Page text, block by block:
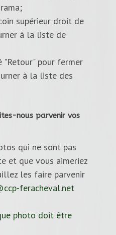
supérieur droit de
à la liste de
pour fermer
à la liste des
nous parvenir vos
qui ne sont pas
et que vous aimeriez
les faire parvenir
feracheval.net
photo doit être